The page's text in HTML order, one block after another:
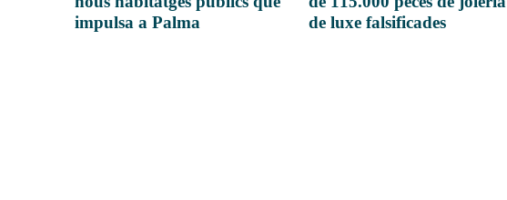
impulsa a Palma
de luxe falsificades